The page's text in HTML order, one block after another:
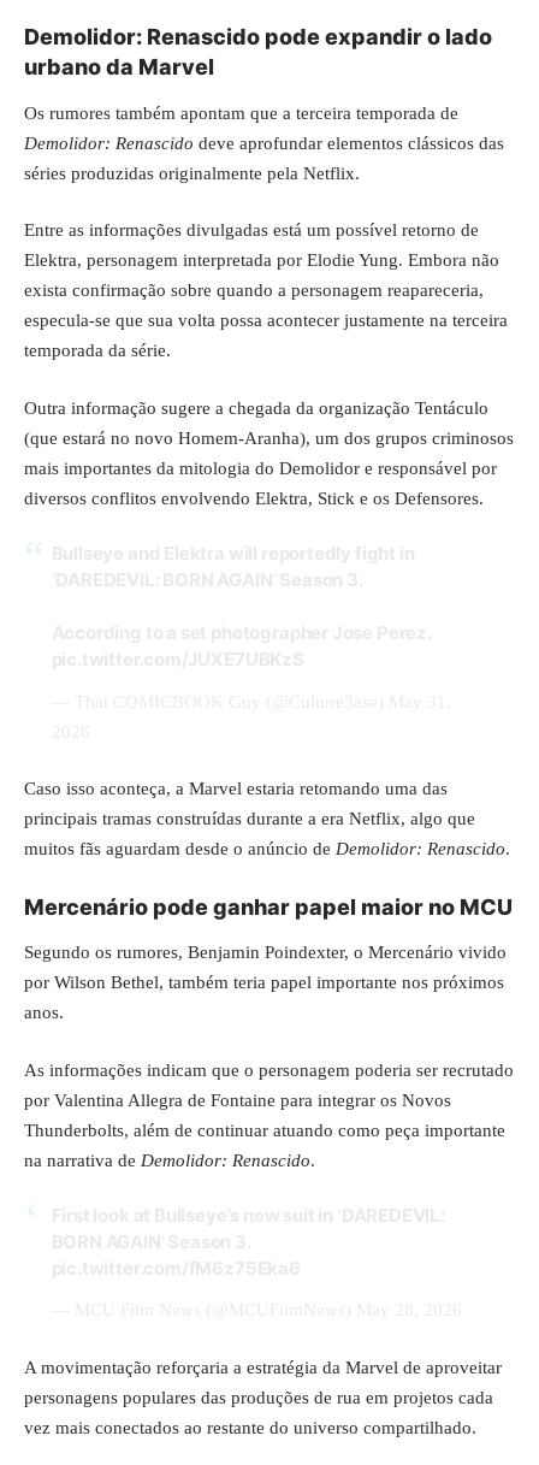
Demolidor: Renascido pode expandir o lado
urbano da Marvel
Os rumores também apontam que a terceira temporada de
Demolidor: Renascido deve aprofundar elementos clássicos das
séries produzidas originalmente pela Netflix.
Entre as informações divulgadas está um possível retorno de
Elektra, personagem interpretada por Elodie Yung. Embora não
exista confirmação sobre quando a personagem reapareceria,
especula-se que sua volta possa acontecer justamente na terceira
temporada da série.
Outra informação sugere a chegada da organização Tentáculo
(que estará no novo Homem-Aranha), um dos grupos criminosos
mais importantes da mitologia do Demolidor e responsável por
diversos conflitos envolvendo Elektra, Stick e os Defensores.
Caso isso aconteça, a Marvel estaria retomando uma das
principais tramas construídas durante a era Netflix, algo que
muitos fãs aguardam desde o anúncio de Demolidor: Renascido.
Mercenário pode ganhar papel maior no MCU
Segundo os rumores, Benjamin Poindexter, o Mercenário vivido
por Wilson Bethel, também teria papel importante nos próximos
anos.
As informações indicam que o personagem poderia ser recrutado
por Valentina Allegra de Fontaine para integrar os Novos
Thunderbolts, além de continuar atuando como peça importante
na narrativa de Demolidor: Renascido.
A movimentação reforçaria a estratégia da Marvel de aproveitar
personagens populares das produções de rua em projetos cada
vez mais conectados ao restante do universo compartilhado.